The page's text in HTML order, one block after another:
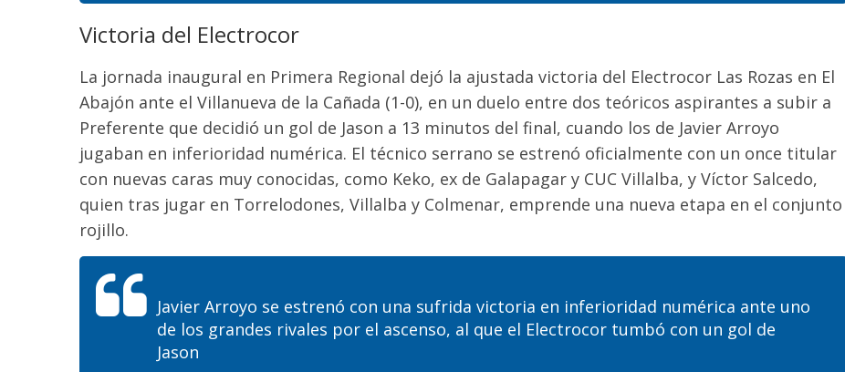
Victoria del Electrocor
La jornada inaugural en Primera Regional dejó la ajustada victoria del Electrocor Las Rozas en El
Abajón ante el Villanueva de la Cañada (1-0), en un duelo entre dos teóricos aspirantes a subir a
Preferente que decidió un gol de Jason a 13 minutos del final, cuando los de Javier Arroyo
jugaban en inferioridad numérica. El técnico serrano se estrenó oficialmente con un once titular
con nuevas caras muy conocidas, como Keko, ex de Galapagar y CUC Villalba, y Víctor Salcedo,
quien tras jugar en Torrelodones, Villalba y Colmenar, emprende una nueva etapa en el conjunto
rojillo.
Javier Arroyo se estrenó con una sufrida victoria en inferioridad numérica ante uno
de los grandes rivales por el ascenso, al que el Electrocor tumbó con un gol de
Jason